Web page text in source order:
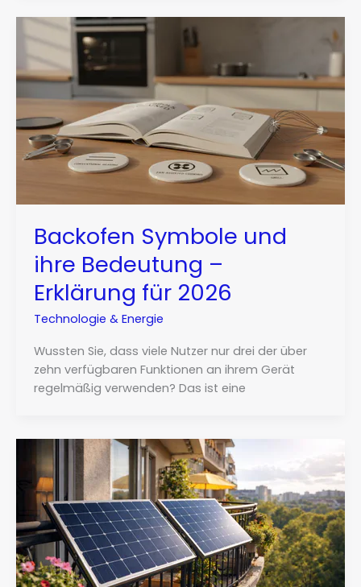
Backofen Symbole und
ihre Bedeutung –
Erklärung für 2026
Technologie & Energie
Wussten Sie, dass viele Nutzer nur drei der über
zehn verfügbaren Funktionen an ihrem Gerät
regelmäßig verwenden? Das ist eine